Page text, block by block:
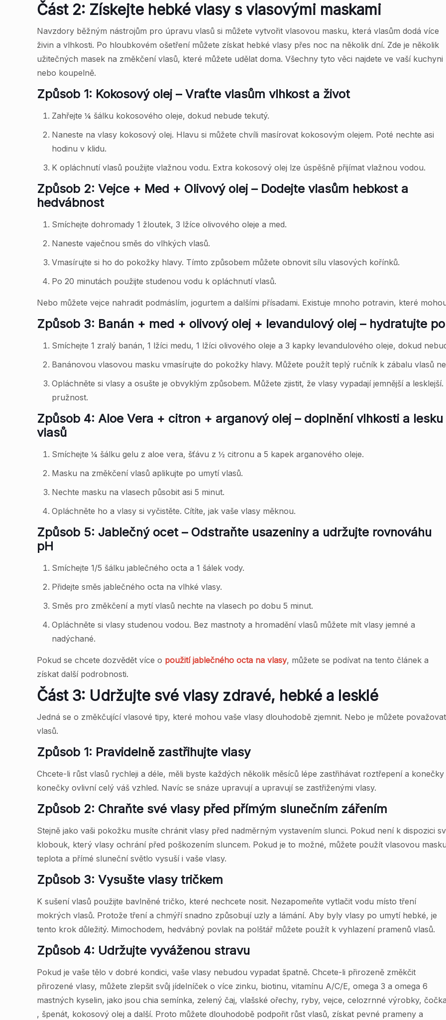
Část 2: Získejte hebké vlasy s vlasovými maskami
Navzdory běžným nástrojům pro úpravu vlasů si můžete vytvořit vlasovou masku, která vlasům dodá více
živin a vlhkosti. Po hloubkovém ošetření můžete získat hebké vlasy přes noc na několik dní. Zde je několik
užitečných masek na změkčení vlasů, které můžete udělat doma. Všechny tyto věci najdete ve vaší kuchyni
nebo koupelně.
Způsob 1: Kokosový olej – Vraťte vlasům vlhkost a život
Zahřejte ¼ šálku kokosového oleje, dokud nebude tekutý.
Naneste na vlasy kokosový olej. Hlavu si můžete chvíli masírovat kokosovým olejem. Poté nechte asi
hodinu v klidu.
K opláchnutí vlasů použijte vlažnou vodu. Extra kokosový olej lze úspěšně přijímat vlažnou vodou.
Způsob 2: Vejce + Med + Olivový olej – Dodejte vlasům hebkost a
hedvábnost
Smíchejte dohromady 1 žloutek, 3 lžíce olivového oleje a med.
Naneste vaječnou směs do vlhkých vlasů.
Vmasírujte si ho do pokožky hlavy. Tímto způsobem můžete obnovit sílu vlasových kořínků.
Po 20 minutách použijte studenou vodu k opláchnutí vlasů.
Nebo můžete vejce nahradit podmáslím, jogurtem a dalšími přísadami. Existuje mnoho potravin, které
Způsob 3: Banán + med + olivový olej + levandulový olej – hydratujte
Smíchejte 1 zralý banán, 1 lžíci medu, 1 lžíci olivového oleje a 3 kapky levandulového oleje, dokud
Banánovou vlasovou masku vmasírujte do pokožky hlavy. Můžete použít teplý ručník k zábalu vlasů
Opláchněte si vlasy a osušte je obvyklým způsobem. Můžete zjistit, že vlasy vypadají jemnější a
pružnost.
Způsob 4: Aloe Vera + citron + arganový olej – doplnění vlhkosti a lesku
vlasů
Smíchejte ¼ šálku gelu z aloe vera, šťávu z ½ citronu a 5 kapek arganového oleje.
Masku na změkčení vlasů aplikujte po umytí vlasů.
Nechte masku na vlasech působit asi 5 minut.
Opláchněte ho a vlasy si vyčistěte. Cítíte, jak vaše vlasy měknou.
Způsob 5: Jablečný ocet – Odstraňte usazeniny a udržujte rovnováhu
pH
Smíchejte 1/5 šálku jablečného octa a 1 šálek vody.
Přidejte směs jablečného octa na vlhké vlasy.
Směs pro změkčení a mytí vlasů nechte na vlasech po dobu 5 minut.
Opláchněte si vlasy studenou vodou. Bez mastnoty a hromadění vlasů můžete mít vlasy jemné a
nadýchané.
Pokud se chcete dozvědět více o použití jablečného octa na vlasy, můžete se podívat na tento článek a
získat další podrobnosti.
Část 3: Udržujte své vlasy zdravé, hebké a lesklé
Jedná se o změkčující vlasové tipy, které mohou vaše vlasy dlouhodobě zjemnit. Nebo je můžete
vlasů.
Způsob 1: Pravidelně zastřihujte vlasy
Chcete-li růst vlasů rychleji a déle, měli byste každých několik měsíců lépe zastřihávat roztřepení a
konečky ovlivní celý váš vzhled. Navíc se snáze upravují a upravují se zastřiženými vlasy.
Způsob 2: Chraňte své vlasy před přímým slunečním zářením
Stejně jako vaši pokožku musíte chránit vlasy před nadměrným vystavením slunci. Pokud není k dispozici
klobouk, který vlasy ochrání před poškozením sluncem. Pokud je to možné, můžete použít vlasovou
teplota a přímé sluneční světlo vysuší i vaše vlasy.
Způsob 3: Vysušte vlasy tričkem
K sušení vlasů použijte bavlněné tričko, které nechcete nosit. Nezapomeňte vytlačit vodu místo tření
mokrých vlasů. Protože tření a chmýří snadno způsobují uzly a lámání. Aby byly vlasy po umytí hebké, je
tento krok důležitý. Mimochodem, hedvábný povlak na polštář můžete použít k vyhlazení pramenů vlasů.
Způsob 4: Udržujte vyváženou stravu
Pokud je vaše tělo v dobré kondici, vaše vlasy nebudou vypadat špatně. Chcete-li přirozeně změkčit
přirozené vlasy, můžete zlepšit svůj jídelníček o více zinku, biotinu, vitamínu A/C/E, omega 3 a omega 6
mastných kyselin, jako jsou chia semínka, zelený čaj, vlašské ořechy, ryby, vejce, celozrnné výrobky,
, špenát, kokosový olej a další. Proto můžete dlouhodobě podpořit růst vlasů, získat pevné prameny a